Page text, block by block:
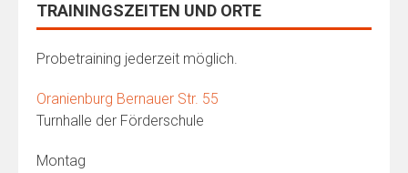
TRAININGSZEITEN UND ORTE
Probetraining jederzeit möglich.
Oranienburg Bernauer Str. 55
Turnhalle der Förderschule
Montag